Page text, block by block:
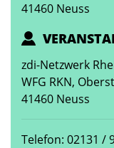
41460 Neuss
zdi-Netzwerk
WFG RKN,
41460 Neuss
Telefon: 02131 /